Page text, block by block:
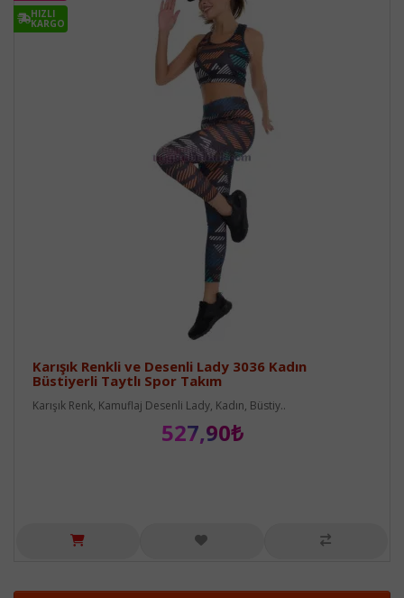
HIZLI
KARGO
Karışık Renkli ve Desenli Lady 3036 Kadın
Büstiyerli Taytlı Spor Takım
Karışık Renk, Kamuflaj Desenli Lady, Kadın, Büstiy..
527,90₺